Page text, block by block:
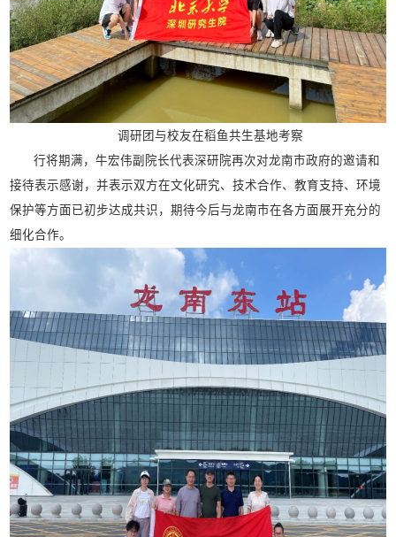
调研团与校友在稻鱼共生基地考察
行将期满，牛宏伟副院长代表深研院再次对龙南市政府的邀请和
接待表示感谢，并表示双方在文化研究、技术合作、教育支持、环境
保护等方面已初步达成共识，期待今后与龙南市在各方面展开充分的
细化合作。